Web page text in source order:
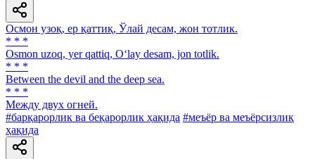
Осмон узоқ, ер қаттиқ, Ўлай десам, жон тотлик.
* * *
Osmon uzoq, yer qattiq, O‘lay desam, jon totlik.
* * *
Between the devil and the deep sea.
* * *
Между двух огней.
#барқарорлик ва беқарорлик ҳақида #меъёр ва меъёрсизлик
ҳақида